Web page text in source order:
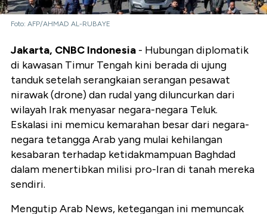
Foto: AFP/AHMAD AL-RUBAYE
Jakarta, CNBC Indonesia - Hubungan diplomatik
di kawasan Timur Tengah kini berada di ujung
tanduk setelah serangkaian serangan pesawat
nirawak (drone) dan rudal yang diluncurkan dari
wilayah Irak menyasar negara-negara Teluk.
Eskalasi ini memicu kemarahan besar dari negara-
negara tetangga Arab yang mulai kehilangan
kesabaran terhadap ketidakmampuan Baghdad
dalam menertibkan milisi pro-Iran di tanah mereka
sendiri.
Mengutip Arab News, ketegangan ini memuncak